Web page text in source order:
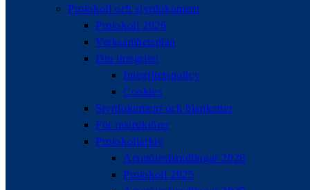
Protokoll och styrdokument
Protokoll 2026
Verksamhetsplan
Din integritet
Integritetspolicy
Cookies
Styrdokument och blanketter
För instruktörer
Protokollarkiv
Årsmöteshandlingar 2026
Protokoll 2025